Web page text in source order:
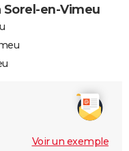
en-Vimeu
Voir un exemple